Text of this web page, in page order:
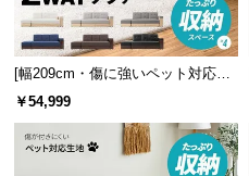
[幅209cm・傷に強いペット対応生
地も] 収納付き3人掛け多機能ソフ
￥54,999